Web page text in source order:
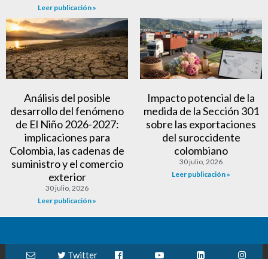
Leer publicación »
Análisis del posible
desarrollo del fenómeno
de El Niño 2026-2027:
implicaciones para
Colombia, las cadenas de
suministro y el comercio
exterior
30 julio, 2026
Leer publicación »
Impacto potencial de la
medida de la Sección 301
sobre las exportaciones
del suroccidente
colombiano
30 julio, 2026
Leer publicación »
Twitter